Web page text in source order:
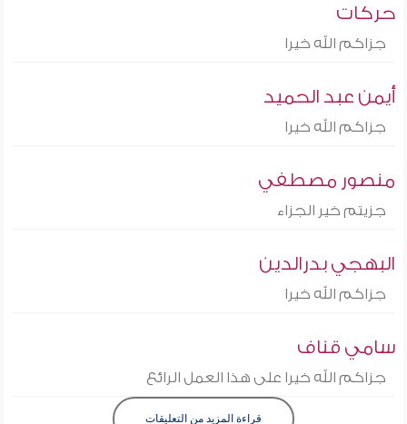
حركات
جزاكم الله خيرا
أيمن عبد الحميد
جزاكم الله خيرا
منصور مصطفي
جزيتم خير الجزاء
البهجي بدرالدين
جزاكم الله خيرا
سامي قناف
جزاكم الله خيرا على هذا العمل الرائع
قراءة المزيد من التعليقات